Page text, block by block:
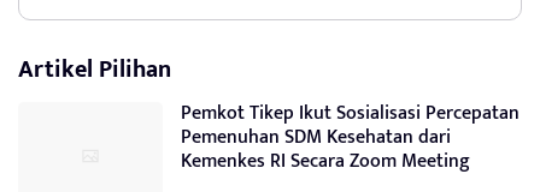
Artikel Pilihan
Pemkot Tikep Ikut Sosialisasi Percepatan
Pemenuhan SDM Kesehatan dari
Kemenkes RI Secara Zoom Meeting